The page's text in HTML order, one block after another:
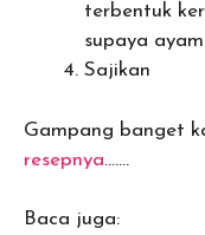
terbentuk
supaya
Sajikan
Gampang banget
resepnya…….
Baca juga: